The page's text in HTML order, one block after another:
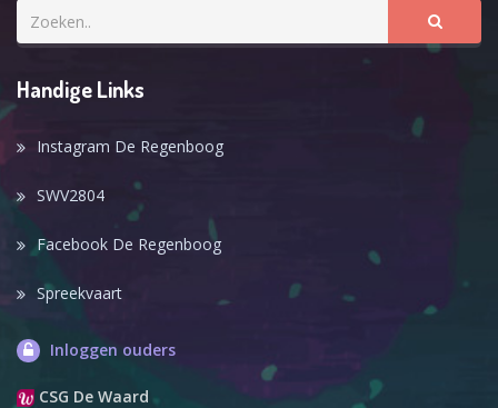
Handige Links
Instagram De Regenboog
SWV2804
Facebook De Regenboog
Spreekvaart
Inloggen ouders
CSG De Waard